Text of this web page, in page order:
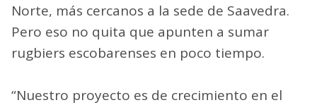
Norte, más cercanos a la sede de Saavedra.
Pero eso no quita que apunten a sumar
rugbiers escobarenses en poco tiempo.
“Nuestro proyecto es de crecimiento en el